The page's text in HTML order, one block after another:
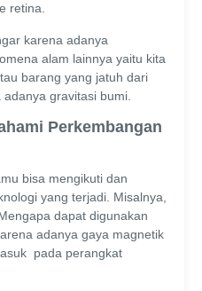
retina.
karena adanya
alam lainnya yaitu kita
barang yang jatuh dari
gravitasi bumi.
Perkembangan
bisa mengikuti dan
yang terjadi. Misalnya,
dapat digunakan
adanya gaya magnetik
pada perangkat